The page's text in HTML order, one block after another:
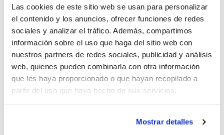
Las cookies de este sitio web se usan para personalizar
el contenido y los anuncios, ofrecer funciones de redes
sociales y analizar el tráfico. Además, compartimos
información sobre el uso que haga del sitio web con
nuestros partners de redes sociales, publicidad y análisis
web, quienes pueden combinarla con otra información
que les haya proporcionado o que hayan recopilado a
partir del uso que haya hecho de sus servicios.
Mostrar detalles
Información seguro (2026-02-04)
Falta un detalle y es que se especifique el seguro a todo
riesgo si es con franquicia o sin franquicia